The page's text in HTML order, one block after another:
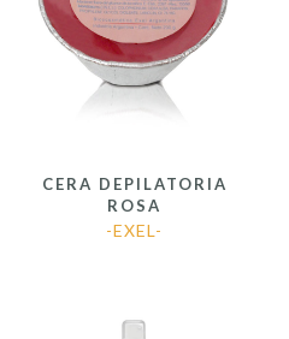
CERA DEPILATORIA
ROSA
-EXEL-